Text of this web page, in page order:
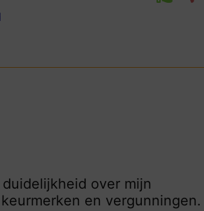
over mijn
en vergunningen.